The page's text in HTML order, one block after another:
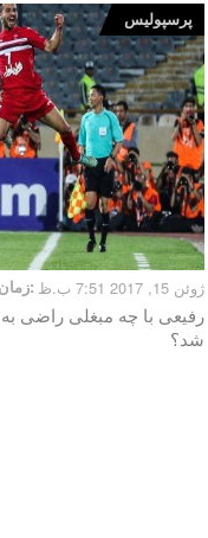
پرسپولیس
زمان انتشار: ژوئن 15, 2017 7:51 ب.ظ
رفیعی با چه مبغلی راضی به
شد؟